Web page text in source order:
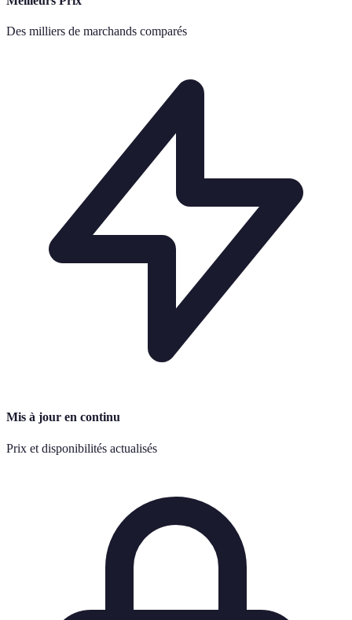
Des milliers de marchands comparés
Mis à jour en continu
Prix et disponibilités actualisés